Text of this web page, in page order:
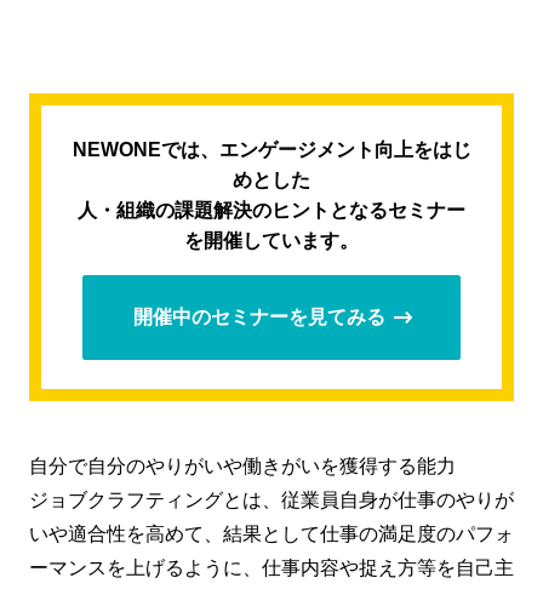
NEWONEでは、エンゲージメント向上をはじ
めとした
人・組織の課題解決のヒントとなるセミナー
を開催しています。
開催中のセミナーを見てみる
自分で自分のやりがいや働きがいを獲得する能力
ジョブクラフティングとは、従業員自身が仕事のやりが
いや適合性を高めて、結果として仕事の満足度のパフォ
ーマンスを上げるように、仕事内容や捉え方等を自己主